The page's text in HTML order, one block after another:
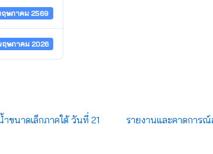
ฤษภาคม 2569
ฤษภาคม 2026
นาดเล็กภาคใต้ วันที่ 21
รายงานและคาดการ